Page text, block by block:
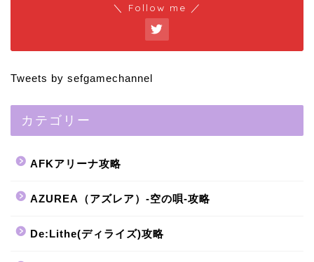
＼ Follow me ／
Tweets by sefgamechannel
カテゴリー
AFKアリーナ攻略
AZUREA（アズレア）-空の唄-攻略
De:Lithe(ディライズ)攻略